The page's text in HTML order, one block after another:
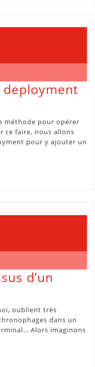
deployment
méthode pour opérer
ce faire, nous allons
pour y ajouter un
d’un
oublient très
dans un
Alors imaginons